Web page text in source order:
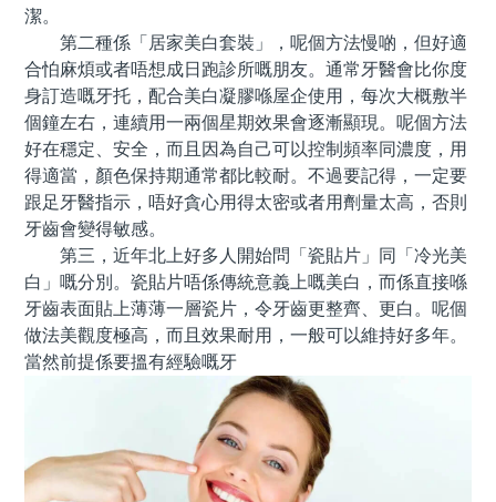
潔。
第二種係「居家美白套裝」，呢個方法慢啲，但好適
合怕麻煩或者唔想成日跑診所嘅朋友。通常牙醫會比你度
身訂造嘅牙托，配合美白凝膠喺屋企使用，每次大概敷半
個鐘左右，連續用一兩個星期效果會逐漸顯現。呢個方法
好在穩定、安全，而且因為自己可以控制頻率同濃度，用
得適當，顏色保持期通常都比較耐。不過要記得，一定要
跟足牙醫指示，唔好貪心用得太密或者用劑量太高，否則
牙齒會變得敏感。
第三，近年北上好多人開始問「瓷貼片」同「冷光美
白」嘅分別。瓷貼片唔係傳統意義上嘅美白，而係直接喺
牙齒表面貼上薄薄一層瓷片，令牙齒更整齊、更白。呢個
做法美觀度極高，而且效果耐用，一般可以維持好多年。
當然前提係要搵有經驗嘅牙